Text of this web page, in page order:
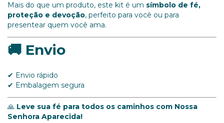
Mais do que um produto, este kit é um símbolo de fé,
proteção e devoção, perfeito para você ou para
presentear quem você ama.
🚚 Envio
✔ Envio rápido
✔ Embalagem segura
🙏 Leve sua fé para todos os caminhos com Nossa
Senhora Aparecida!